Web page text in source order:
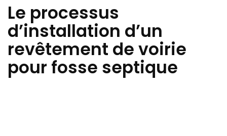
Le processus
d’installation d’un
revêtement de voirie
pour fosse septique